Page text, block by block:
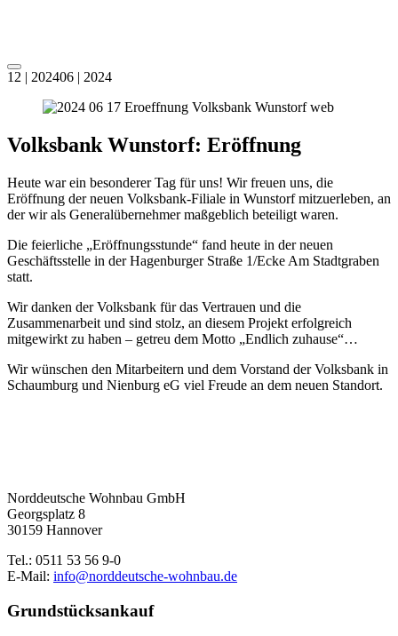
Menü
12 | 202406 | 2024
Volksbank Wunstorf: Eröffnung
Heute war ein besonderer Tag für uns! Wir freuen uns, die
Eröffnung der neuen Volksbank-Filiale in Wunstorf mitzuerleben, an
der wir als Generalübernehmer maßgeblich beteiligt waren.
Die feierliche „Eröffnungsstunde“ fand heute in der neuen
Geschäftsstelle in der Hagenburger Straße 1/Ecke Am Stadtgraben
statt.
Wir danken der Volksbank für das Vertrauen und die
Zusammenarbeit und sind stolz, an diesem Projekt erfolgreich
mitgewirkt zu haben – getreu dem Motto „Endlich zuhause“…
Wir wünschen den Mitarbeitern und dem Vorstand der Volksbank in
Schaumburg und Nienburg eG viel Freude an dem neuen Standort.
Norddeutsche Wohnbau GmbH
Georgsplatz 8
30159 Hannover
Tel.: 0511 53 56 9-0
E-Mail: info@norddeutsche-wohnbau.de
Grundstücksankauf